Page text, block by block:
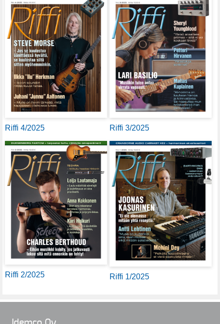
Riffi 4/2025 Riffi 3/2025
Riffi 2/2025 Riffi 1/2025